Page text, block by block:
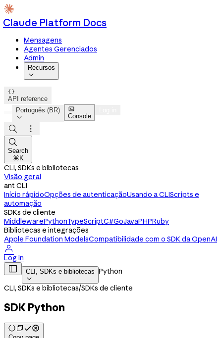
Claude Platform Docs
Mensagens
Agentes Gerenciados
Admin
Recursos


API reference
Português (BR)


Console



Search
⌘K
CLI, SDKs e bibliotecas
Visão geral
ant CLI
Início rápidoOpções de autenticaçãoUsando a CLIScripts e
automação
SDKs de cliente
MiddlewarePythonTypeScriptC#GoJavaPHPRuby
Bibliotecas e integrações
Apple Foundation ModelsCompatibilidade com o SDK da OpenAI

Log in
 CLI, SDKs e bibliotecas

Python
CLI, SDKs e bibliotecas/SDKs de cliente
SDK Python